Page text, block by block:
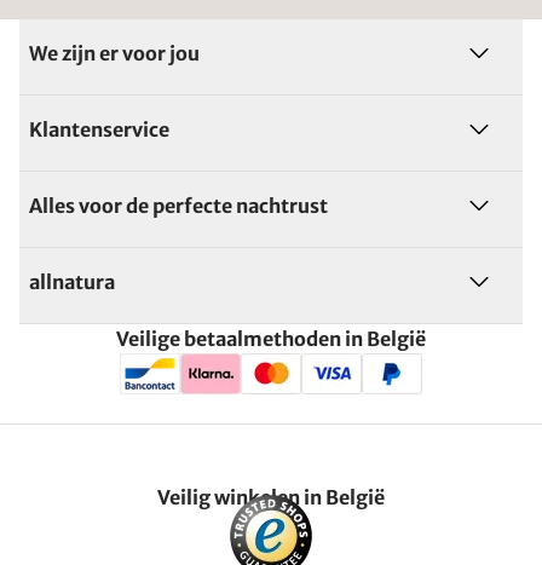
We zijn er voor jou
Klantenservice
Alles voor de perfecte nachtrust
allnatura
Veilige betaalmethoden in België
Veilig winkelen in België